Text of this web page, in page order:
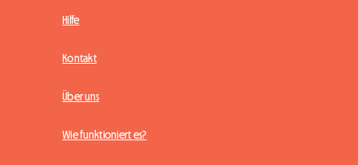
Hilfe
Kontakt
Über uns
Wie funktioniert es?